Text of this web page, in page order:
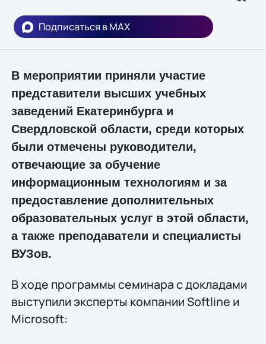
Подписаться в MAX
В мероприятии приняли участие
представители высших учебных
заведений Екатеринбурга и
Свердловской области, среди которых
были отмечены руководители,
отвечающие за обучение
информационным технологиям и за
предоставление дополнительных
образовательных услуг в этой области,
а также преподаватели и специалисты
ВУЗов.
В ходе программы семинара с докладами
выступили эксперты компании Softline и
Microsoft: